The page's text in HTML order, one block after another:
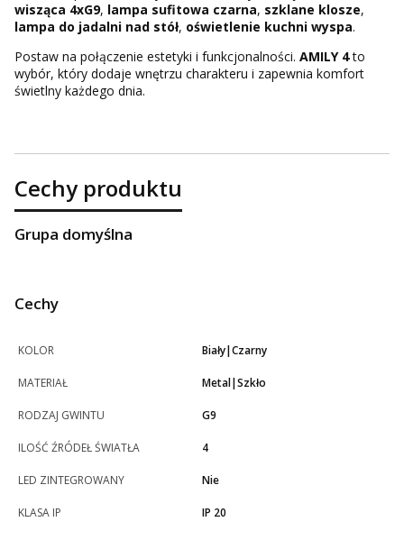
wisząca 4xG9, lampa sufitowa czarna, szklane klosze,
lampa do jadalni nad stół, oświetlenie kuchni wyspa.
Postaw na połączenie estetyki i funkcjonalności. AMILY 4to
wybór, który dodaje wnętrzu charakteru i zapewnia komfort
świetlny każdego dnia.
Cechy produktu
Grupa domyślna
Cechy
KOLOR Biały|Czarny
MATERIAŁ Metal|Szkło
RODZAJ GWINTU G9
ILOŚĆ ŹRÓDEŁ ŚWIATŁA 4
LED ZINTEGROWANY Nie
KLASA IP IP 20